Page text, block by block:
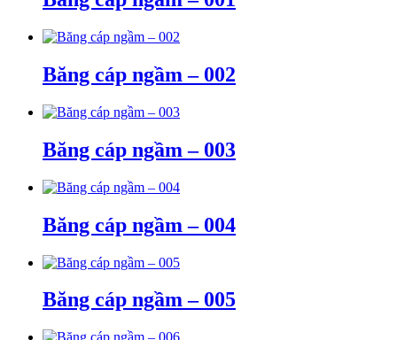
Băng cáp ngầm – 002
Băng cáp ngầm – 003
Băng cáp ngầm – 004
Băng cáp ngầm – 005